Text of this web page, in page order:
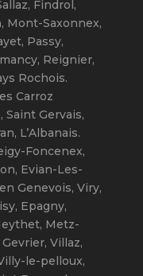
Findrol,
Mont-Saxonnex,
Passy,
Reignier,
Rochois.
Carroz
Saint Gervais,
L’Albanais.
Foncenex,
Evian-Les-
Genevois, Viry,
Epagny,
Metz-
Villaz,
le-pelloux,